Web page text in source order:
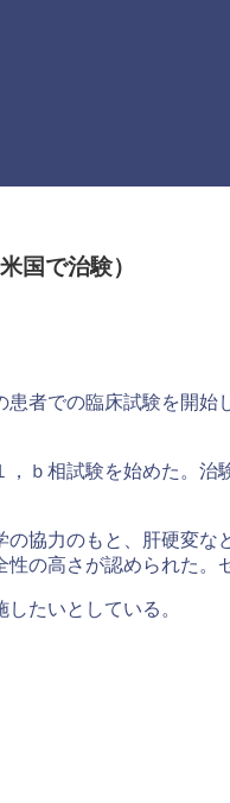
国で治験）
者での臨床試験を開始
ｂ相試験を始めた。
協力のもと、肝硬変
の高さが認められた
たいとしている。